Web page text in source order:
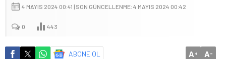
4 MAYIS 2024 00:41 | SON GÜNCELLENME: 4 MAYIS 2024 00:42
0 443
ABONE OL A+ A-